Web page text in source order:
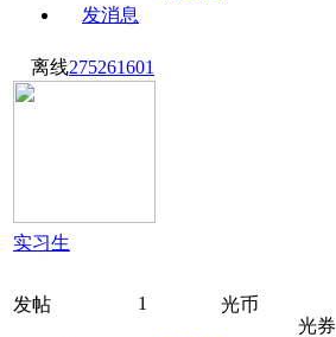
发消息
离线275261601
实习生
发帖 1 光币
光券